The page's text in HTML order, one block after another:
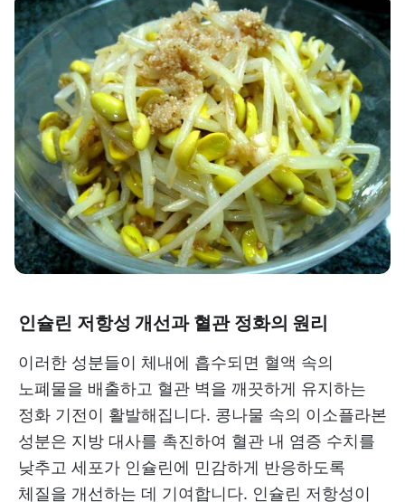
인슐린 저항성 개선과 혈관 정화의 원리
이러한 성분들이 체내에 흡수되면 혈액 속의
노폐물을 배출하고 혈관 벽을 깨끗하게 유지하는
정화 기전이 활발해집니다. 콩나물 속의 이소플라본
성분은 지방 대사를 촉진하여 혈관 내 염증 수치를
낮추고 세포가 인슐린에 민감하게 반응하도록
체질을 개선하는 데 기여합니다. 인슐린 저항성이